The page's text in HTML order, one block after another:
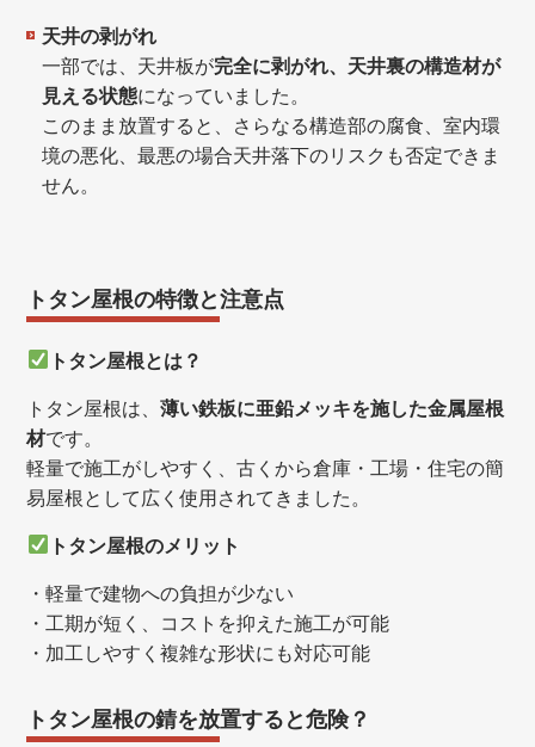
天井の剥がれ
一部では、天井板が完全に剥がれ、天井裏の構造材が
見える状態になっていました。
このまま放置すると、さらなる構造部の腐食、室内環
境の悪化、最悪の場合天井落下のリスクも否定できま
せん。
トタン屋根の特徴と注意点
トタン屋根とは？
トタン屋根は、薄い鉄板に亜鉛メッキを施した金属屋根
材です。
軽量で施工がしやすく、古くから倉庫・工場・住宅の簡
易屋根として広く使用されてきました。
トタン屋根のメリット
・軽量で建物への負担が少ない
・工期が短く、コストを抑えた施工が可能
・加工しやすく複雑な形状にも対応可能
トタン屋根の錆を放置すると危険？